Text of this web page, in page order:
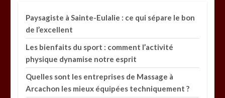
Paysagiste à Sainte-Eulalie : ce qui sépare le bon
de l’excellent
Les bienfaits du sport : comment l’activité
physique dynamise notre esprit
Quelles sont les entreprises de Massage à
Arcachon les mieux équipées techniquement ?